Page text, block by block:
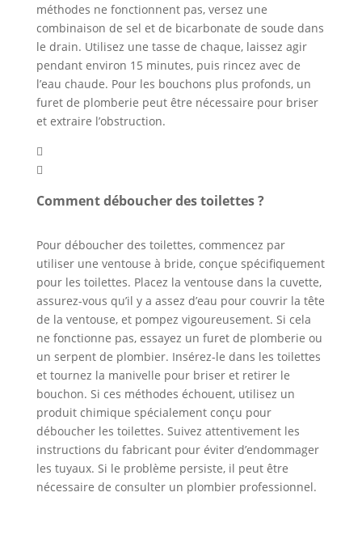
méthodes ne fonctionnent pas, versez une
combinaison de sel et de bicarbonate de soude dans
le drain. Utilisez une tasse de chaque, laissez agir
pendant environ 15 minutes, puis rincez avec de
l’eau chaude. Pour les bouchons plus profonds, un
furet de plomberie peut être nécessaire pour briser
et extraire l’obstruction.


Comment déboucher des toilettes ?
Pour déboucher des toilettes, commencez par
utiliser une ventouse à bride, conçue spécifiquement
pour les toilettes. Placez la ventouse dans la cuvette,
assurez-vous qu’il y a assez d’eau pour couvrir la tête
de la ventouse, et pompez vigoureusement. Si cela
ne fonctionne pas, essayez un furet de plomberie ou
un serpent de plombier. Insérez-le dans les toilettes
et tournez la manivelle pour briser et retirer le
bouchon. Si ces méthodes échouent, utilisez un
produit chimique spécialement conçu pour
déboucher les toilettes. Suivez attentivement les
instructions du fabricant pour éviter d’endommager
les tuyaux. Si le problème persiste, il peut être
nécessaire de consulter un plombier professionnel.